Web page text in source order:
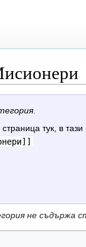
тук, в тази
не съдържа